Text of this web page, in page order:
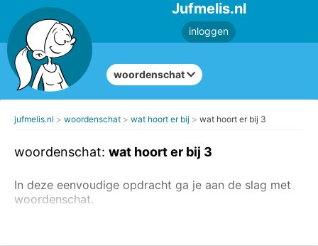
Jufmelis.nl
inloggen
woordenschat
jufmelis.nl woordenschat wat hoort er bij wat hoort er bij 3
woordenschat: wat hoort er bij 3
In deze eenvoudige opdracht ga je aan de slag met
woordenschat.